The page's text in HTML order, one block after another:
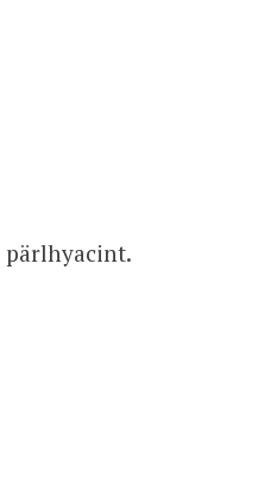
pärlhyacint.